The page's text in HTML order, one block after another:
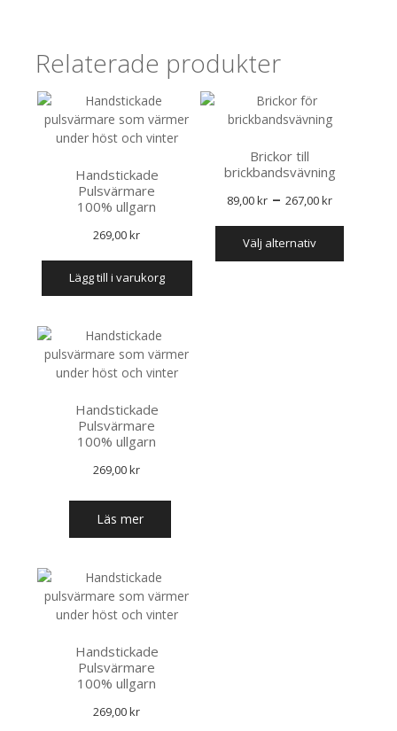
Relaterade produkter
Handstickade
Pulsvärmare
100% ullgarn
269,00kr
lägg till i varukorg
Brickor till
brickbandsvävning
89,00kr – 267,00kr
89,00 kr
välj alternativ
Den
Handstickade
Pulsvärmare
100% ullgarn
269,00kr
Läs mer
Handstickade
Pulsvärmare
100% ullgarn
269,00kr